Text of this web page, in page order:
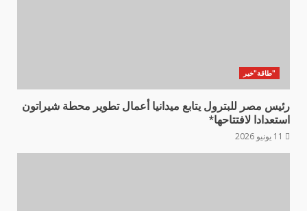
"طاقة"خير
رئيس مصر للبترول يتابع ميدانيا أعمال تطوير محطة شيراتون
استعدادا لافتتاحها*